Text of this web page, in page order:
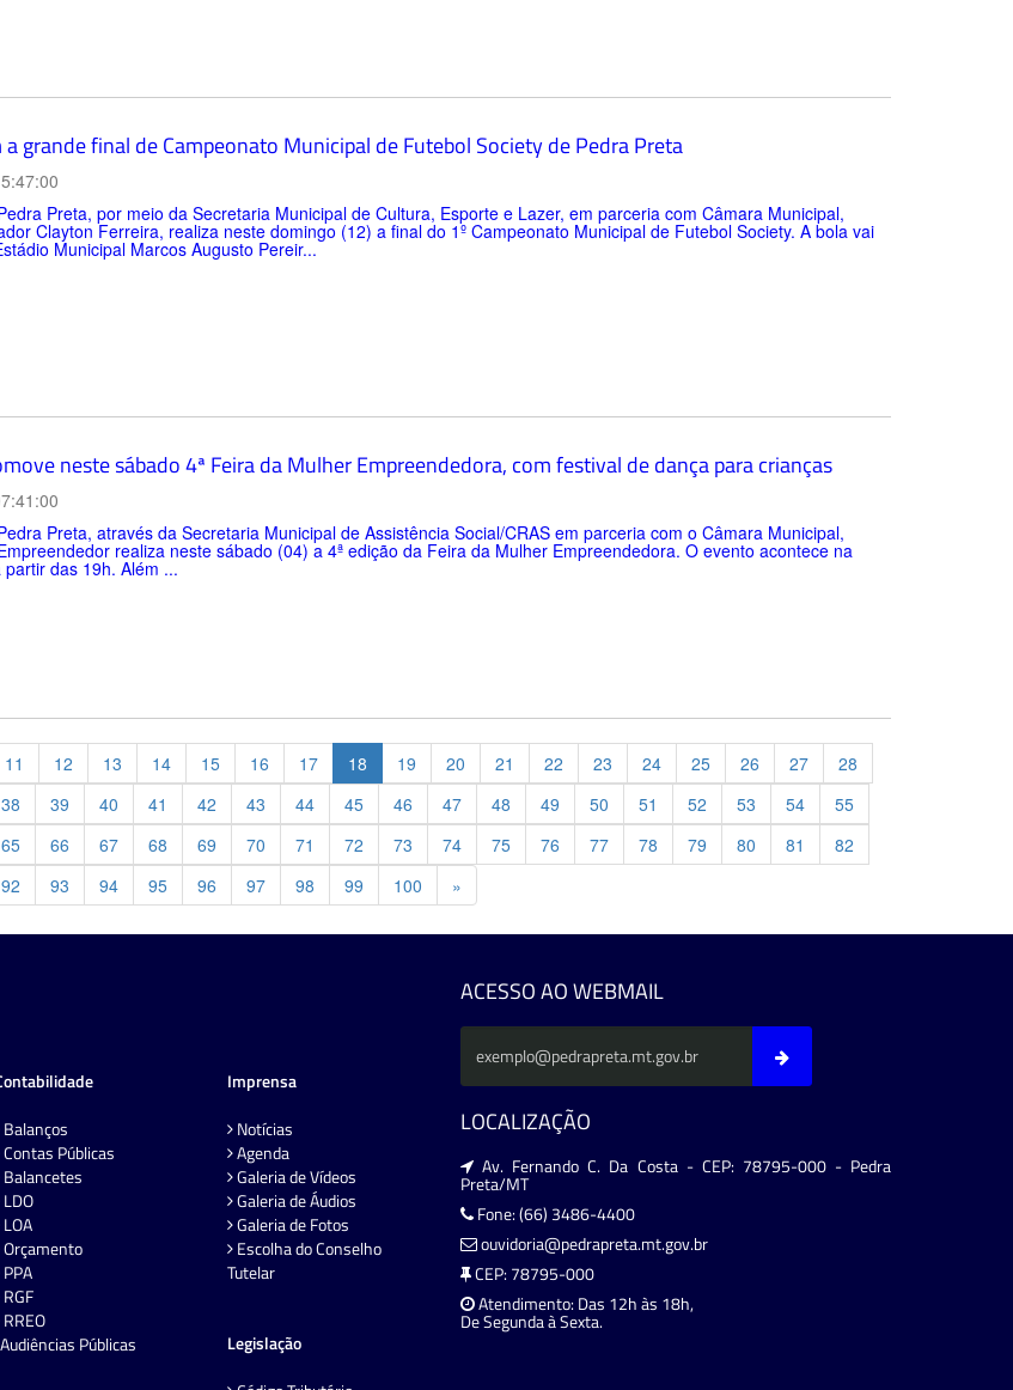
grande final de Campeonato Municipal de Futebol Society de Pedra Preta
Preta, por meio da Secretaria Municipal de Cultura, Esporte e Lazer, em parceria com Câmara Municipal,
Clayton Ferreira, realiza neste domingo (12) a final do 1º Campeonato Municipal de Futebol Society. A bola vai
Municipal Marcos Augusto Pereir...
neste sábado 4ª Feira da Mulher Empreendedora, com festival de dança para crianças
Preta, através da Secretaria Municipal de Assistência Social/CRAS em parceria com o Câmara Municipal,
realiza neste sábado (04) a 4ª edição da Feira da Mulher Empreendedora. O evento acontece na
das 19h. Além ...
11 12 13 14 15 16 17 18 19 20 21 22 23 24 25 26 27
28
38 39 40 41 42 43 44 45 46 47 48 49 50 51 52 53 54
55
65 66 67 68 69 70 71 72 73 74 75 76 77 78 79 80 81
82
92 93 94 95 96 97 98 99 100 »
Balanços
Contas Públicas
Balancetes
LDO
LOA
Orçamento
PPA
RGF
RREO
Audiências Públicas
Imprensa
Notícias
Agenda
Galeria de Vídeos
Galeria de Áudios
Galeria de Fotos
Escolha do Conselho
Tutelar
Legislação
ACESSO AO WEBMAIL
LOCALIZAÇÃO
Av. Fernando C. Da Costa - CEP: 78795-000 - Pedra
Preta/MT
Fone: (66) 3486-4400
ouvidoria@pedrapreta.mt.gov.br
CEP: 78795-000
Atendimento: Das 12h às 18h,
De Segunda à Sexta.